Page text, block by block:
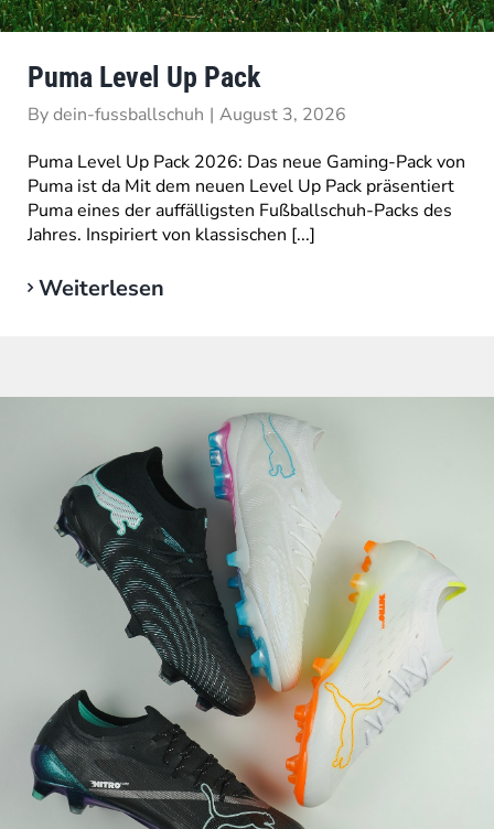
Puma Level Up Pack
Bydein-fussballschuh | August 3, 2026
Puma Level Up Pack 2026: Das neue Gaming-Pack von
Puma ist da Mit dem neuen Level Up Pack präsentiert
Puma eines der auffälligsten Fußballschuh-Packs des
Jahres. Inspiriert von klassischen [...]
Weiterlesen